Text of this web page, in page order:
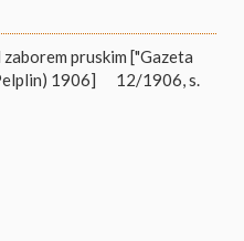
pruskim ["Gazeta
1906]
12/1906, s.